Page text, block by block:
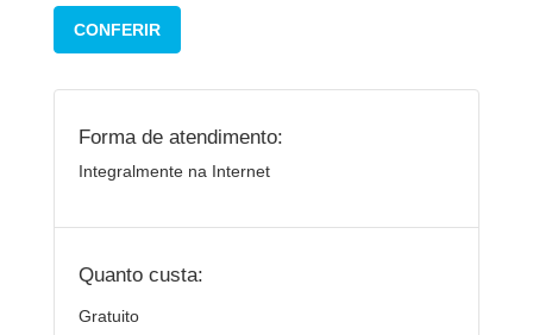
CONFERIR
Forma de atendimento:
Integralmente na Internet
Quanto custa:
Gratuito